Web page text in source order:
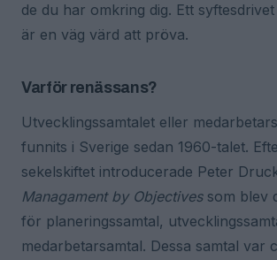
de du har omkring dig. Ett
är en väg värd att pröva.
Varför renässans?
Utvecklingssamtalet eller
funnits i Sverige sedan 1960-talet.
sekelskiftet introducerade Peter
Managament by Objectivessom blev
för planeringssamtal,
medarbetarsamtal. Dessa samtal var